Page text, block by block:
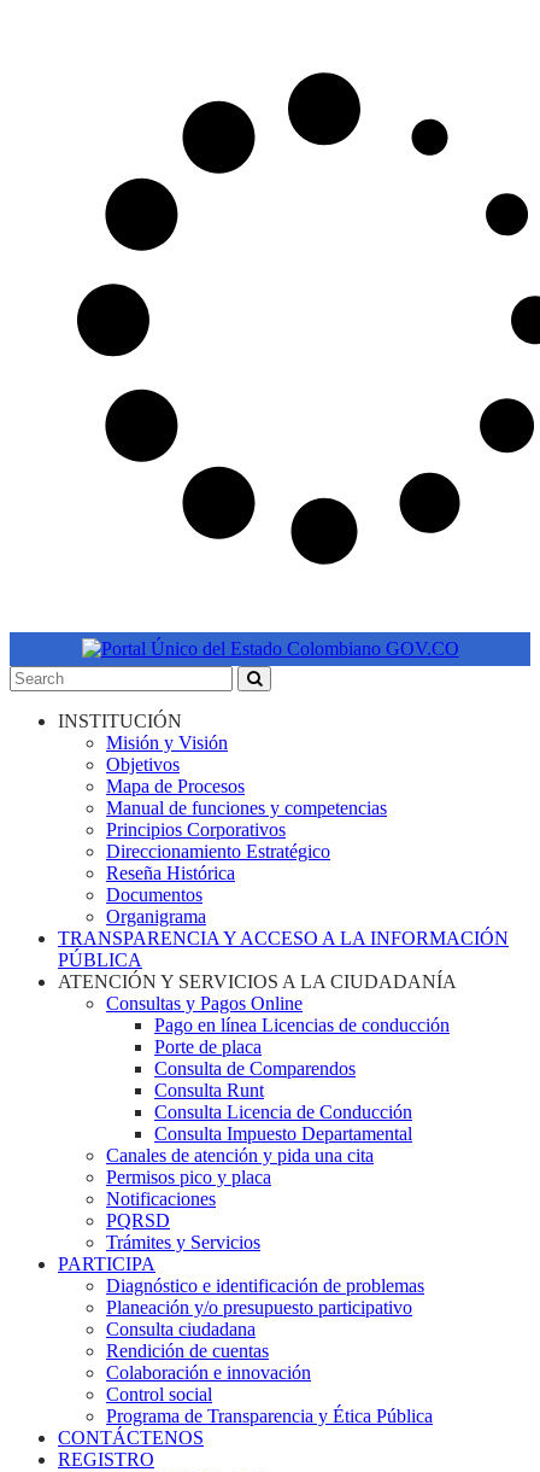
INSTITUCIÓN
Misión y Visión
Objetivos
Mapa de Procesos
Manual de funciones y competencias
Principios Corporativos
Direccionamiento Estratégico
Reseña Histórica
Documentos
Organigrama
TRANSPARENCIA Y ACCESO A LA INFORMACIÓN
PÚBLICA
ATENCIÓN Y SERVICIOS A LA CIUDADANÍA
Consultas y Pagos Online
Pago en línea Licencias de conducción
Porte de placa
Consulta de Comparendos
Consulta Runt
Consulta Licencia de Conducción
Consulta Impuesto Departamental
Canales de atención y pida una cita
Permisos pico y placa
Notificaciones
PQRSD
Trámites y Servicios
PARTICIPA
Diagnóstico e identificación de problemas
Planeación y/o presupuesto participativo​
Consulta ciudadana
Rendición de cuentas
Colaboración e innovación
Control social
Programa de Transparencia y Ética Pública
CONTÁCTENOS
REGISTRO